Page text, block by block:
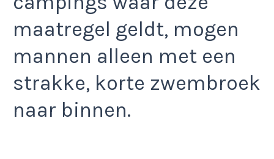
maatregel geldt, mogen
mannen alleen met een
strakke, korte zwembroek
naar binnen.